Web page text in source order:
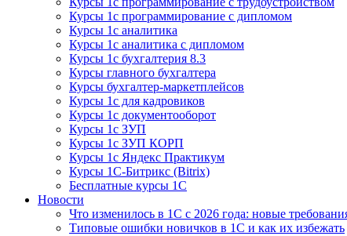
Курсы 1с программирование с дипломом
Курсы 1с аналитика
Курсы 1с аналитика с дипломом
Курсы 1с бухгалтерия 8.3
Курсы главного бухгалтера
Курсы бухгалтер-маркетплейсов
Курсы 1с для кадровиков
Курсы 1с документооборот
Курсы 1с ЗУП
Курсы 1с ЗУП КОРП
Курсы 1с Яндекс Практикум
Курсы 1С-Битрикс (Bitrix)
Бесплатные курсы 1С
Новости
Что изменилось в 1С с 2026 года: новые
Типовые ошибки новичков в 1С и как их избежать